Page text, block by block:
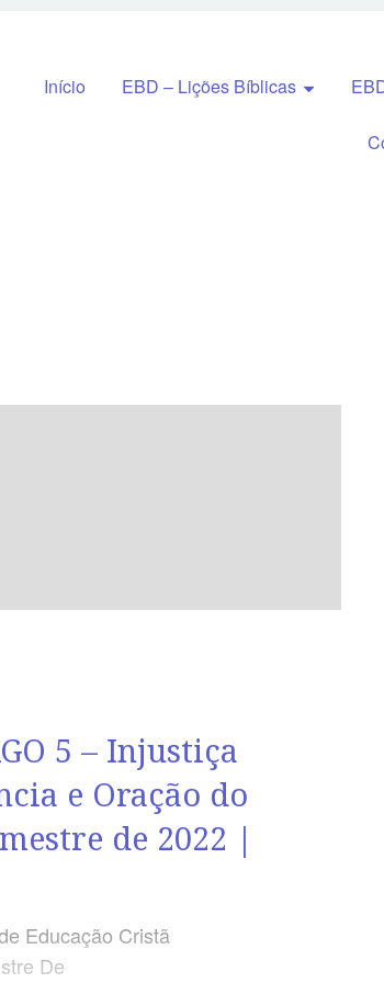
para o conteúdo
Início EBD – Lições Bíblicas
5 – Injustiça
e Oração do
de 2022 |
Educação Cristã
De